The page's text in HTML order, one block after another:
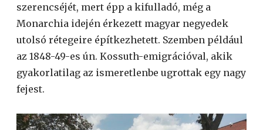
szerencséjét, mert épp a kifulladó, még a
Monarchia idején érkezett magyar negyedek
utolsó rétegeire építkezhetett. Szemben például
az 1848-49-es ún. Kossuth-emigrációval, akik
gyakorlatilag az ismeretlenbe ugrottak egy nagy
fejest.